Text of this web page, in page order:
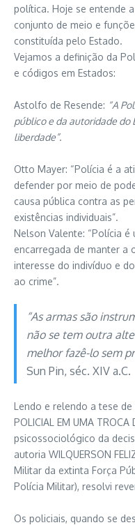
política. Hoje se entende
conjunto de meio e
constituída pelo Estado.
Vejamos a definição da
e códigos em Estados:
Astolfo de Resende: “A
público e da autoridade
liberdade”.
Otto Mayer: “Polícia é a
defender por meio de
causa pública contra as
existências individuais”.
Nelson Valente: “Polícia
encarregada de manter a
interesse do indivíduo e
ao crime”.
“As armas são
não se tem outra
melhor fazê-lo sem
Sun Pin, séc. XIV a.C.
Lendo e relendo a tese de
POLICIAL EM UMA
psicossociológico da
autoria WILQUERSON
Militar da extinta Força
Polícia Militar), resolvi
Os policiais, quando se